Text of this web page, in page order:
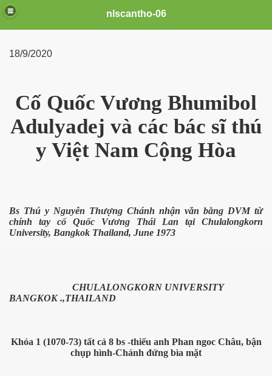
nlscantho-06
18/9/2020
Cố Quốc Vương Bhumibol
Adulyadej và các bác sĩ thú
y Việt Nam Cộng Hòa
Bs Thú y Nguyễn Thượng Chánh nhận văn bằng DVM từ
chính tay cố Quốc Vương Thái Lan tại Chulalongkorn
University, Bangkok Thailand, June 1973
CHULALONGKORN UNIVERSITY
BANGKOK .,THAILAND
Khóa 1 (1070-73) tất cả 8 bs -thiếu anh Phan ngoc Châu, bận
chụp hình-Chánh đứng bìa mặt